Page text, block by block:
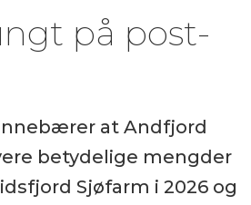
på post-
at Andfjord
betydelige mengder
Sjøfarm i 2026 og